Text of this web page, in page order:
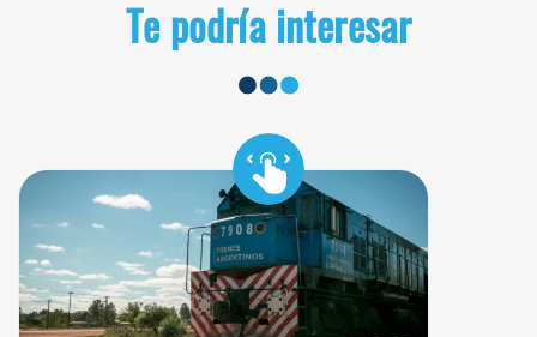
Te podría interesar